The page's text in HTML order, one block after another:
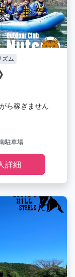
ズム
ら稼ぎません
駐車場
詳細